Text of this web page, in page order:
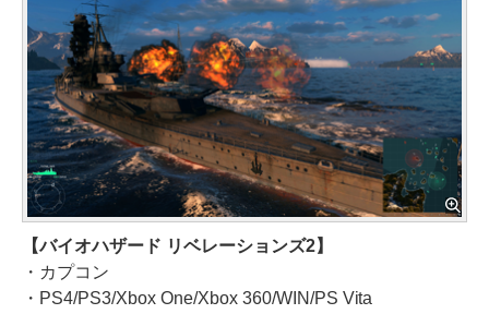
【バイオハザード リベレーションズ2】
・カプコン
・PS4/PS3/Xbox One/Xbox 360/WIN/PS Vita